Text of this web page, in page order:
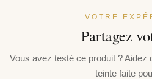
VOTRE
Partagez
Vous avez testé ce produit ?
teinte faite